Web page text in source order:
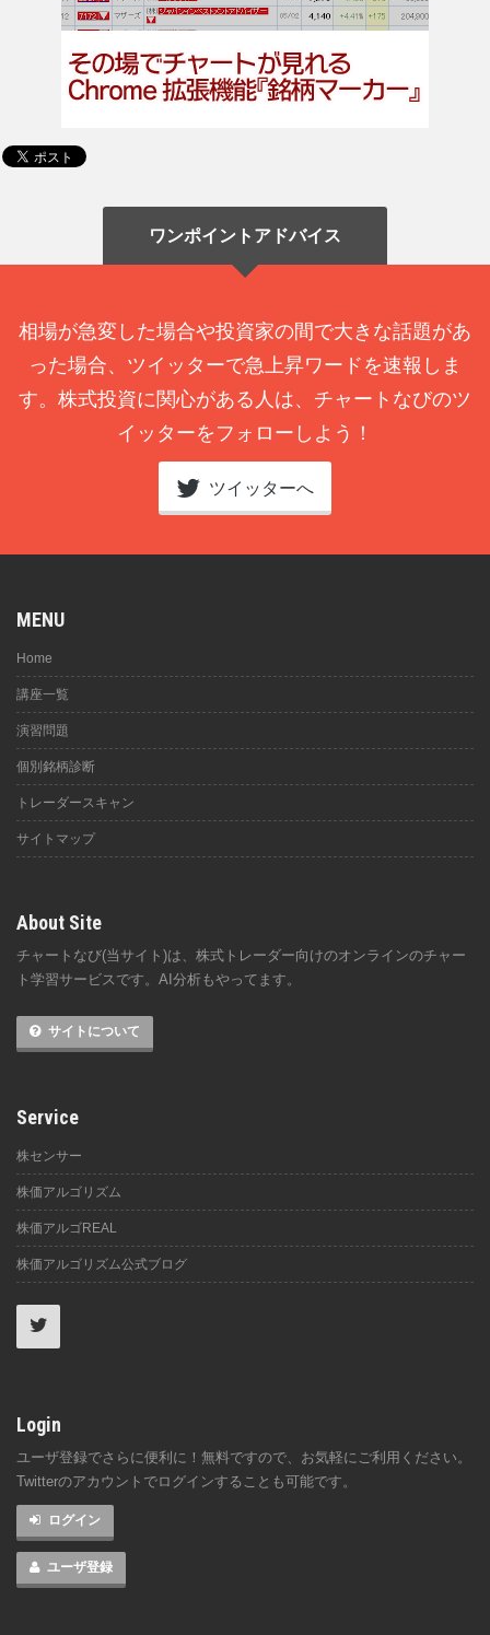
ワンポイントアドバイス
相場が急変した場合や投資家の間で大きな話題があ
った場合、ツイッターで急上昇ワードを速報しま
す。株式投資に関心がある人は、チャートなびのツ
イッターをフォローしよう！
ツイッターへ
MENU
Home
講座一覧
演習問題
個別銘柄診断
トレーダースキャン
サイトマップ
About Site
チャートなび(当サイト)は、株式トレーダー向けのオンラインのチャー
ト学習サービスです。AI分析もやってます。
サイトについて
Service
株センサー
株価アルゴリズム
株価アルゴREAL
株価アルゴリズム公式ブログ
Login
ユーザ登録でさらに便利に！無料ですので、お気軽にご利用ください。
Twitterのアカウントでログインすることも可能です。
ログイン
ユーザ登録